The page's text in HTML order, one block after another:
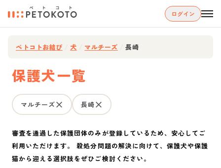
ログイン
ペトコトお結び 犬 マルチーズ 長崎
保護犬一覧
マルチーズ 長崎
審査を通過した保護団体のみが登録しているため、安心してご
利用いただけます。 殺処分問題の解決に向けて、保護犬や保護
猫から迎える選択肢をぜひご検討ください。